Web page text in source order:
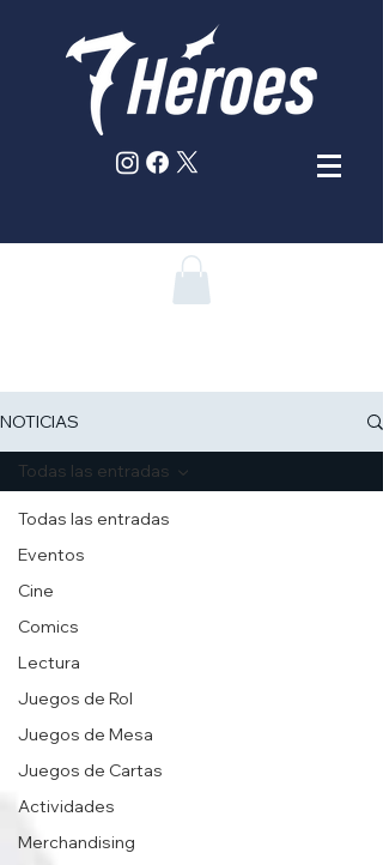
NOTICIAS
Todas las entradas
Eventos
Cine
Comics
Lectura
Juegos de Rol
Juegos de Mesa
Juegos de Cartas
Actividades
Merchandising
Todas las entradas